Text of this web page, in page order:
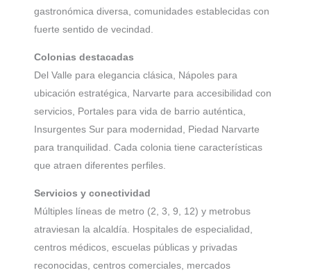
gastronómica diversa, comunidades establecidas con
fuerte sentido de vecindad.
Colonias destacadas
Del Valle para elegancia clásica, Nápoles para
ubicación estratégica, Narvarte para accesibilidad con
servicios, Portales para vida de barrio auténtica,
Insurgentes Sur para modernidad, Piedad Narvarte
para tranquilidad. Cada colonia tiene características
que atraen diferentes perfiles.
Servicios y conectividad
Múltiples líneas de metro (2, 3, 9, 12) y metrobus
atraviesan la alcaldía. Hospitales de especialidad,
centros médicos, escuelas públicas y privadas
reconocidas, centros comerciales, mercados